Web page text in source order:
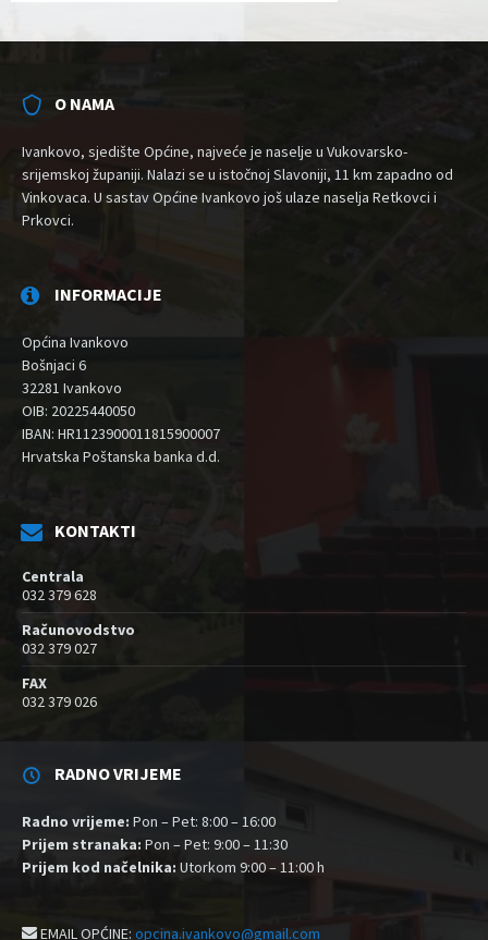
O NAMA
Ivankovo, sjedište Općine, najveće je naselje u Vukovarsko-
srijemskoj županiji. Nalazi se u istočnoj Slavoniji, 11 km zapadno od
Vinkovaca. U sastav Općine Ivankovo još ulaze naselja Retkovci i
Prkovci.
INFORMACIJE
Općina Ivankovo
Bošnjaci 6
32281 Ivankovo
OIB: 20225440050
IBAN: HR1123900011815900007
Hrvatska Poštanska banka d.d.
KONTAKTI
Centrala
032 379 628
Računovodstvo
032 379 027
FAX
032 379 026
RADNO VRIJEME
Radno vrijeme: Pon – Pet: 8:00 – 16:00
Prijem stranaka: Pon – Pet: 9:00 – 11:30
Prijem kod načelnika: Utorkom 9:00 – 11:00 h
EMAIL OPĆINE: opcina.ivankovo@gmail.com